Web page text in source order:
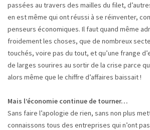
passées au travers des mailles du filet,
en est même qui ont réussi à se réinventer,
penseurs économiques. Il faut quand même
froidement les choses, que de nombreux
touchés, voire pas du tout, et qu’une frange
de larges sourires au sortir de la crise parce
alors même que le chiffre d’affaires baissait !
Mais l’économie continue de tourner…
Sans faire l’apologie de rien, sans non plus
connaissons tous des entreprises qui n’ont